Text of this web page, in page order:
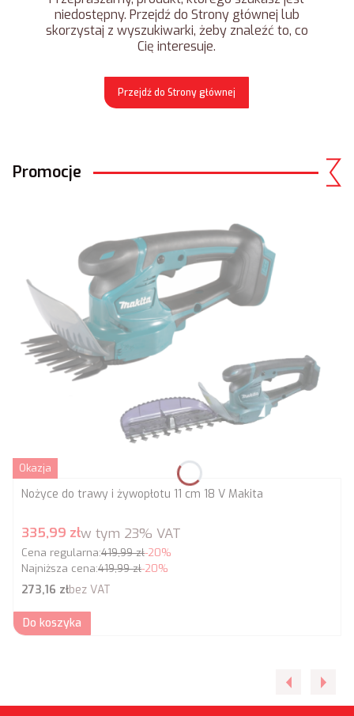
niedostępny. Przejdź do Strony głównej lub
skorzystaj z wyszukiwarki, żeby znaleźć to, co
Cię interesuje.
Przejdź do Strony głównej
Promocje
Okazja
Nożyce do trawy i żywopłotu 11 cm 18 V Makita
Cena promocyjna brutto
335,99 złw tym 23% VAT
Cena regularna:419,99 zł-20%
Najniższa cena:419,99 zł-20%
Cena netto
273,16 złbez VAT
Do koszyka